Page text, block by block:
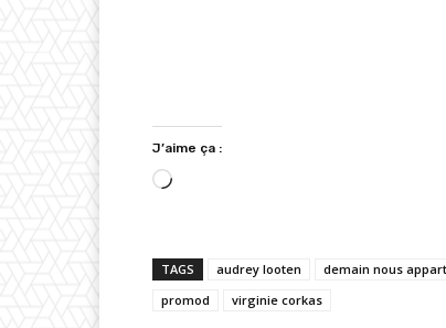
J’aime ça :
C
r
g
TAGS audrey looten demain nous
promod
virginie corkas